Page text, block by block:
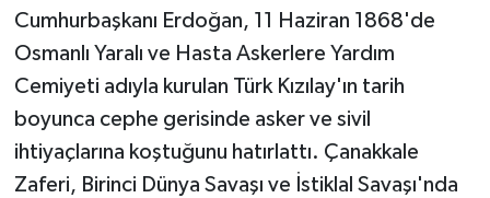
Cumhurbaşkanı Erdoğan, 11 Haziran 1868'de
Osmanlı Yaralı ve Hasta Askerlere Yardım
Cemiyeti adıyla kurulan Türk Kızılay'ın tarih
boyunca cephe gerisinde asker ve sivil
ihtiyaçlarına koştuğunu hatırlattı. Çanakkale
Zaferi, Birinci Dünya Savaşı ve İstiklal Savaşı'nda